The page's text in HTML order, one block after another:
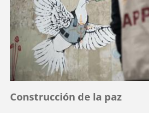
Construcción de la paz